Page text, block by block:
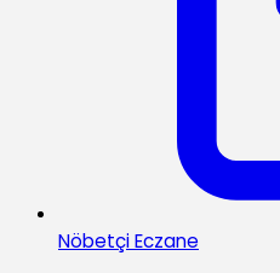
Nöbetçi Eczane